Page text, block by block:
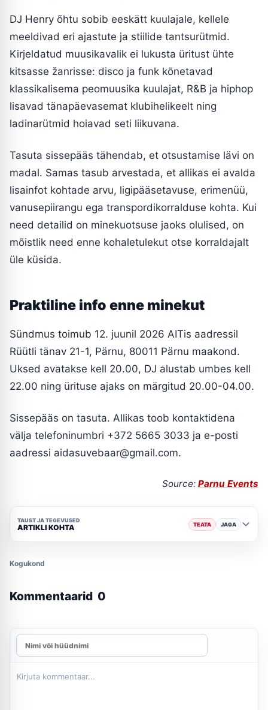
DJ Henry õhtu sobib eeskätt kuulajale, kellele
meeldivad eri ajastute ja stiilide tantsurütmid.
Kirjeldatud muusikavalik ei lukusta üritust ühte
kitsasse žanrisse: disco ja funk kõnetavad
klassikalisema peomuusika kuulajat, R&B ja hiphop
lisavad tänapäevasemat klubihelikeelt ning
ladinarütmid hoiavad seti liikuvana.
Tasuta sissepääs tähendab, et otsustamise lävi on
madal. Samas tasub arvestada, et allikas ei avalda
lisainfot kohtade arvu, ligipääsetavuse, erimenüü,
vanusepiirangu ega transpordikorralduse kohta. Kui
need detailid on minekuotsuse jaoks olulised, on
mõistlik need enne kohaletulekut otse korraldajalt
üle küsida.
Praktiline info enne minekut
Sündmus toimub 12. juunil 2026 AITis aadressil
Rüütli tänav 21-1, Pärnu, 80011 Pärnu maakond.
Uksed avatakse kell 20.00, DJ alustab umbes kell
22.00 ning ürituse ajaks on märgitud 20.00-04.00.
Sissepääs on tasuta. Allikas toob kontaktidena
välja telefoninumbri +372 5665 3033 ja e-posti
aadressi aidasuvebaar@gmail.com.
Source: Parnu Events
TAUST JA TEGEVUSED
ARTIKLI KOHTA TEATA JAGA
Kogukond
Kommentaarid 0